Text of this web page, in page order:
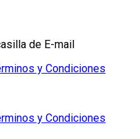
de E-mail
y Condiciones
y Condiciones